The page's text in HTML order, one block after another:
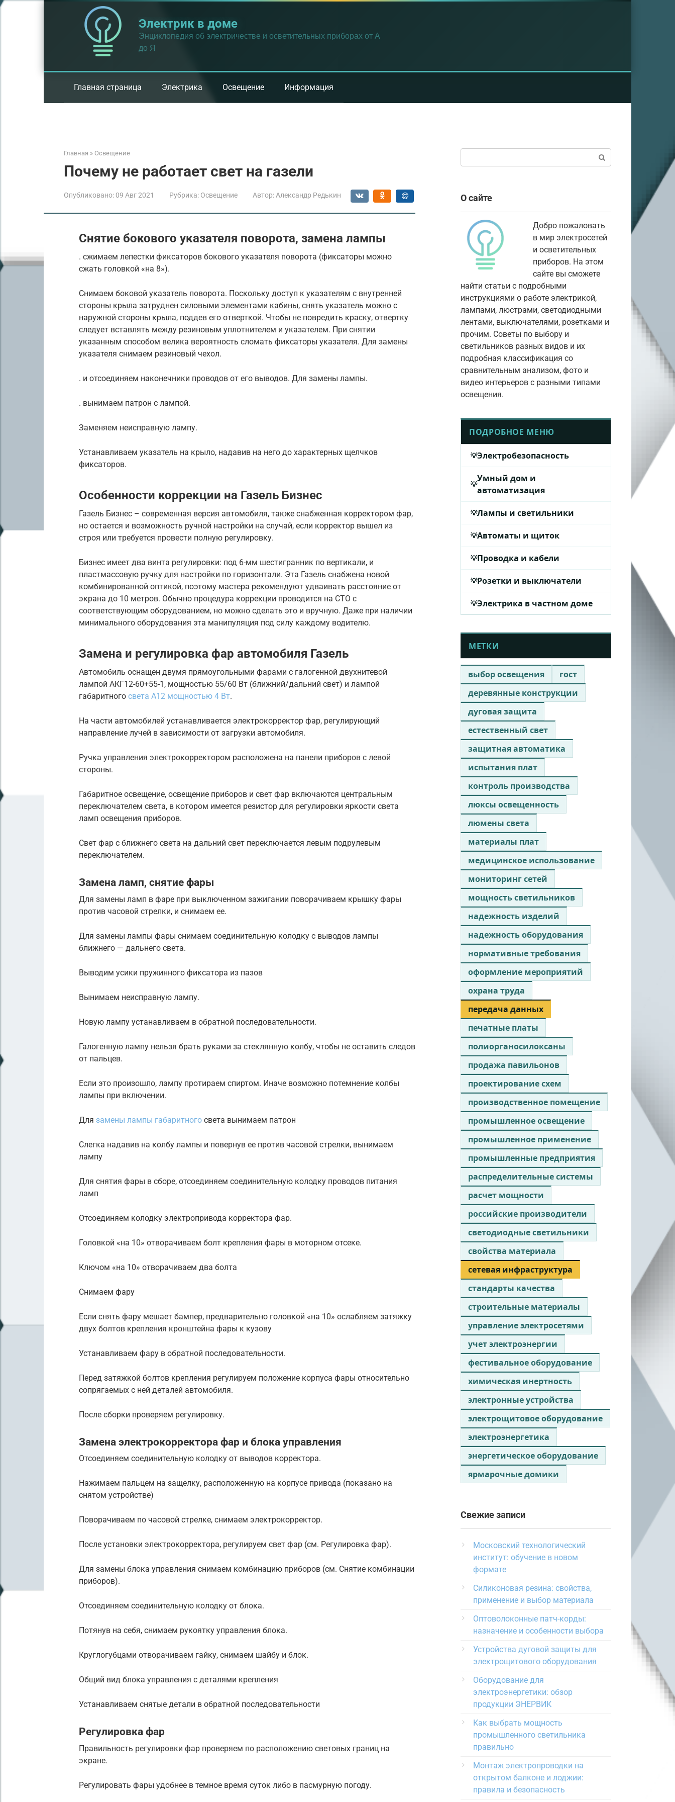
Перейти
Электрик в доме
Энциклопедия об электричестве и осветительных приборах от А
до Я
Главная страница Электрика Освещение Информация
Главная » Освещение
Почему не работает свет на газели
Опубликовано: 09 Авг 2021 Рубрика: Освещение Автор: Александр Редькин
Снятие бокового указателя поворота, замена лампы
. сжимаем лепестки фиксаторов бокового указателя поворота (фиксаторы можно
сжать головкой «на 8»).
Снимаем боковой указатель поворота. Поскольку доступ к указателям с внутренней
стороны крыла затруднен силовыми элементами кабины, снять указатель можно с
наружной стороны крыла, поддев его отверткой. Чтобы не повредить краску, отвертку
следует вставлять между резиновым уплотнителем и указателем. При снятии
указанным способом велика вероятность сломать фиксаторы указателя. Для замены
указателя снимаем резиновый чехол.
. и отсоединяем наконечники проводов от его выводов. Для замены лампы.
. вынимаем патрон с лампой.
Заменяем неисправную лампу.
Устанавливаем указатель на крыло, надавив на него до характерных щелчков
фиксаторов.
Особенности коррекции на Газель Бизнес
Газель Бизнес – современная версия автомобиля, также снабженная корректором фар,
но остается и возможность ручной настройки на случай, если корректор вышел из
строя или требуется провести полную регулировку.
Бизнес имеет два винта регулировки: под 6-мм шестигранник по вертикали, и
пластмассовую ручку для настройки по горизонтали. Эта Газель снабжена новой
комбинированной оптикой, поэтому мастера рекомендуют удваивать расстояние от
экрана до 10 метров. Обычно процедура коррекции проводится на СТО с
соответствующим оборудованием, но можно сделать это и вручную. Даже при наличии
минимального оборудования эта манипуляция под силу каждому водителю.
Замена и регулировка фар автомобиля Газель
Автомобиль оснащен двумя прямоугольными фарами с галогенной двухнитевой
лампой АКГ12-60+55-1, мощностью 55/60 Вт (ближний/дальний свет) и лампой
габаритного света А12 мощностью 4 Вт.
На части автомобилей устанавливается электрокорректор фар, регулирующий
направление лучей в зависимости от загрузки автомобиля.
Ручка управления электрокорректором расположена на панели приборов с левой
стороны.
Габаритное освещение, освещение приборов и свет фар включаются центральным
переключателем света, в котором имеется резистор для регулировки яркости света
ламп освещения приборов.
Свет фар с ближнего света на дальний свет переключается левым подрулевым
переключателем.
Замена ламп, снятие фары
Для замены ламп в фаре при выключенном зажигании поворачиваем крышку фары
против часовой стрелки, и снимаем ее.
Для замены лампы фары снимаем соединительную колодку с выводов лампы
ближнего — дальнего света.
Выводим усики пружинного фиксатора из пазов
Вынимаем неисправную лампу.
Новую лампу устанавливаем в обратной последовательности.
Галогенную лампу нельзя брать руками за стеклянную колбу, чтобы не оставить следов
от пальцев.
Если это произошло, лампу протираем спиртом. Иначе возможно потемнение колбы
лампы при включении.
Для замены лампы габаритного света вынимаем патрон
Слегка надавив на колбу лампы и повернув ее против часовой стрелки, вынимаем
лампу
Для снятия фары в сборе, отсоединяем соединительную колодку проводов питания
ламп
Отсоединяем колодку электропривода корректора фар.
Головкой «на 10» отворачиваем болт крепления фары в моторном отсеке.
Ключом «на 10» отворачиваем два болта
Снимаем фару
Если снять фару мешает бампер, предварительно головкой «на 10» ослабляем затяжку
двух болтов крепления кронштейна фары к кузову
Устанавливаем фару в обратной последовательности.
Перед затяжкой болтов крепления регулируем положение корпуса фары относительно
сопрягаемых с ней деталей автомобиля.
После сборки проверяем регулировку.
Замена электрокорректора фар и блока управления
Отсоединяем соединительную колодку от выводов корректора.
Нажимаем пальцем на защелку, расположенную на корпусе привода (показано на
снятом устройстве)
Поворачиваем по часовой стрелке, снимаем электрокорректор.
После установки электрокорректора, регулируем свет фар (см. Регулировка фар).
Для замены блока управления снимаем комбинацию приборов (см. Снятие комбинации
приборов).
Отсоединяем соединительную колодку от блока.
Потянув на себя, снимаем рукоятку управления блока.
Круглогубцами отворачиваем гайку, снимаем шайбу и блок.
Общий вид блока управления с деталями крепления
Устанавливаем снятые детали в обратной последовательности
Регулировка фар
Правильность регулировки фар проверяем по расположению световых границ на
экране.
Регулировать фары удобнее в темное время суток либо в пасмурную погоду.
О сайте
Добро пожаловать
в мир электросетей
и осветительных
приборов. На этом
сайте вы сможете
найти статьи с подробными
инструкциями о работе электрикой,
лампами, люстрами, светодиодными
лентами, выключателями, розетками и
прочим. Советы по выбору и
светильников разных видов и их
подробная классификация со
сравнительным анализом, фото и
видео интерьеров с разными типами
освещения.
ПОДРОБНОЕ МЕНЮ
Электробезопасность
Умный дом и
автоматизация
Лампы и светильники
Автоматы и щиток
Проводка и кабели
Розетки и выключатели
Электрика в частном доме
МЕТКИ
выбор освещения
гост
деревянные конструкции
дуговая защита
естественный свет
защитная автоматика
испытания плат
контроль производства
люксы освещенность
люмены света
материалы плат
медицинское использование
мониторинг сетей
мощность светильников
надежность изделий
надежность оборудования
нормативные требования
оформление мероприятий
охрана труда
передача данных
печатные платы
полиорганосилоксаны
продажа павильонов
проектирование схем
производственное помещение
промышленное освещение
промышленное применение
промышленные предприятия
распределительные системы
расчет мощности
российские производители
светодиодные светильники
свойства материала
сетевая инфраструктура
стандарты качества
строительные материалы
управление электросетями
учет электроэнергии
фестивальное оборудование
химическая инертность
электронные устройства
электрощитовое оборудование
электроэнергетика
энергетическое оборудование
ярмарочные домики
Свежие записи
Московский технологический
институт: обучение в новом
формате
Силиконовая резина: свойства,
применение и выбор материала
Оптоволоконные патч-корды:
назначение и особенности выбора
Устройства дуговой защиты для
электрощитового оборудования
Оборудование для
электроэнергетики: обзор
продукции ЭНЕРВИК
Как выбрать мощность
промышленного светильника
правильно
Монтаж электропроводки на
открытом балконе и лоджии:
правила и безопасность